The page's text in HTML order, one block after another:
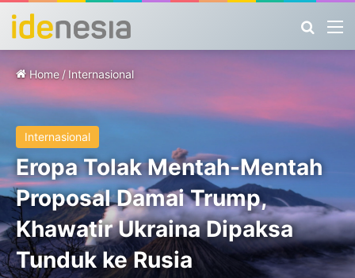
Home / Internasional
Internasional
Eropa Tolak Mentah-Mentah
Proposal Damai Trump,
Khawatir Ukraina Dipaksa
Tunduk ke Rusia